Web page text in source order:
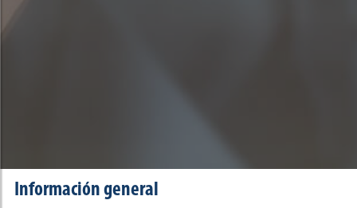
Información general